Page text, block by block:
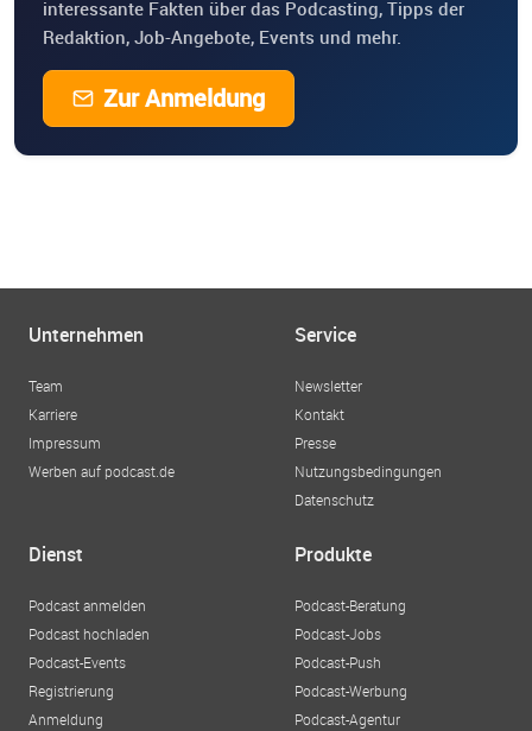
interessante Fakten über das Podcasting, Tipps der
Redaktion, Job-Angebote, Events und mehr.
Zur Anmeldung
Unternehmen
Team
Karriere
Impressum
Werben auf podcast.de
Service
Newsletter
Kontakt
Presse
Nutzungsbedingungen
Datenschutz
Dienst
Podcast anmelden
Podcast hochladen
Podcast-Events
Registrierung
Anmeldung
Produkte
Podcast-Beratung
Podcast-Jobs
Podcast-Push
Podcast-Werbung
Podcast-Agentur